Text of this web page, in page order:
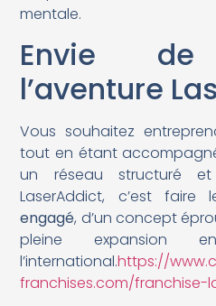
mentale.
Envie de
l’aventure
Vous souhaitez
tout en étant
un réseau structuré
LaserAddict, c’est faire
engagé, d’un concept
pleine
l’international.https://
franchises.com/franchise-